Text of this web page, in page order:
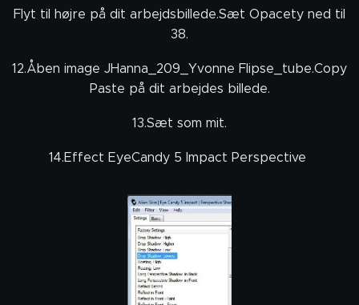
Flyt til højre på dit arbejdsbillede.Sæt Opacety ned til
38.
12.Åben image JHanna_209_Yvonne Flipse_tube.Copy
Paste på dit arbejdes billede.
13.Sæt som mit.
14.Effect EyeCandy 5 Impact Perspective